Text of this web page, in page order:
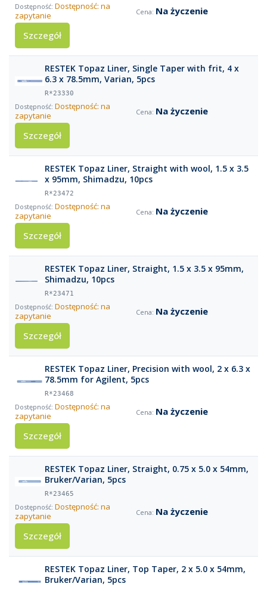
Dostępność: na
zapytanie
Na życzenie
Szczegół
RESTEK Topaz Liner, Single Taper with frit, 4 x
6.3 x 78.5mm, Varian, 5pcs
R*23330
Dostępność: na
zapytanie
Na życzenie
Szczegół
RESTEK Topaz Liner, Straight with wool, 1.5 x 3.5
x 95mm, Shimadzu, 10pcs
R*23472
Dostępność: na
zapytanie
Na życzenie
Szczegół
RESTEK Topaz Liner, Straight, 1.5 x 3.5 x 95mm,
Shimadzu, 10pcs
R*23471
Dostępność: na
zapytanie
Na życzenie
Szczegół
RESTEK Topaz Liner, Precision with wool, 2 x 6.3 x
78.5mm for Agilent, 5pcs
R*23468
Dostępność: na
zapytanie
Na życzenie
Szczegół
RESTEK Topaz Liner, Straight, 0.75 x 5.0 x 54mm,
Bruker/Varian, 5pcs
R*23465
Dostępność: na
zapytanie
Na życzenie
Szczegół
RESTEK Topaz Liner, Top Taper, 2 x 5.0 x 54mm,
Bruker/Varian, 5pcs